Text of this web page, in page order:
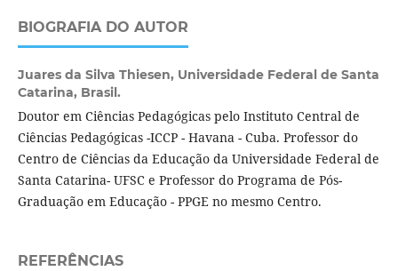
BIOGRAFIA DO AUTOR
Juares da Silva Thiesen, Universidade Federal de Santa
Catarina, Brasil.
Doutor em Ciências Pedagógicas pelo Instituto Central de
Ciências Pedagógicas -ICCP - Havana - Cuba. Professor do
Centro de Ciências da Educação da Universidade Federal de
Santa Catarina- UFSC e Professor do Programa de Pós-
Graduação em Educação - PPGE no mesmo Centro.
REFERÊNCIAS